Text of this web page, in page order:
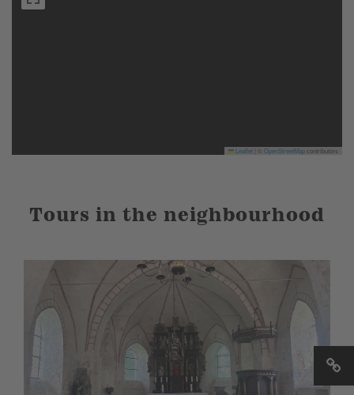
Leaflet OpenStreetMapcontributors
Tours in the neighbourhood